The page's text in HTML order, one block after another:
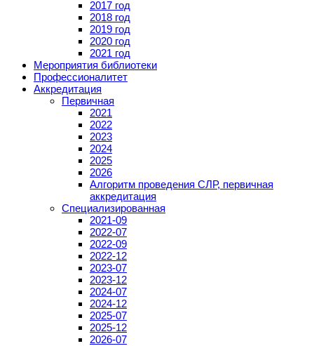
2017 год
2018 год
2019 год
2020 год
2021 год
Мероприятия библиотеки
Профессионалитет
Аккредитация
Первичная
2021
2022
2023
2024
2025
2026
Алгоритм проведения СЛР, первичная
аккредитация
Специализированная
2021-09
2022-07
2022-09
2022-12
2023-07
2023-12
2024-07
2024-12
2025-07
2025-12
2026-07